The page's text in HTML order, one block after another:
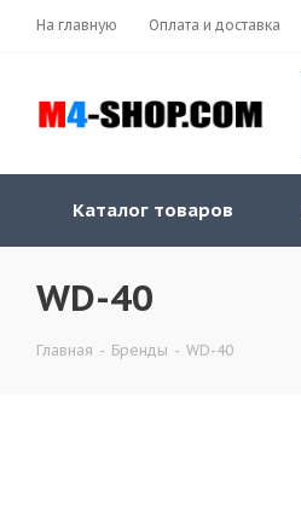
На главную Оплата и доставка
Каталог товаров
WD-40
Главная - Бренды - WD-40